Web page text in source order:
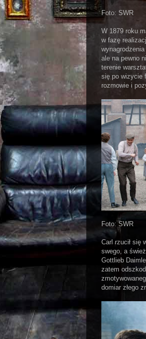
Foto: SWR
W 1879 roku
w fazę
ale na pewno
terenie
się po wizycie
rozmowie i
Foto: SWR
Carl rzucił się
swego, a
Gottlieb
zatem
domiar złego